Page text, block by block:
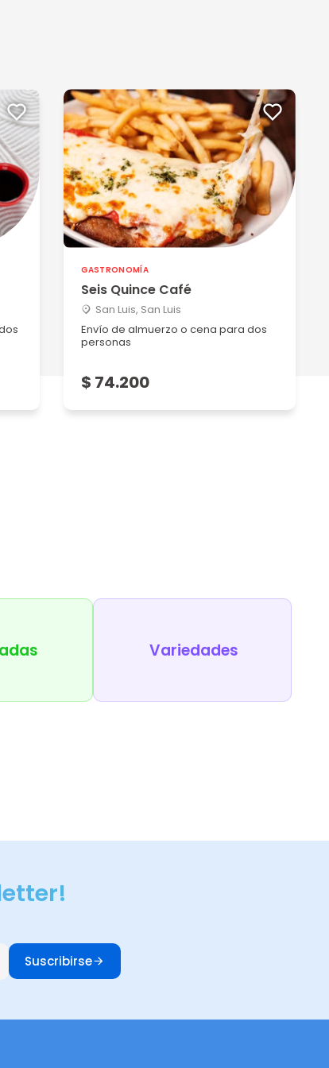
GASTRONOMÍA
Seis Quince Café
San Luis, San Luis
Envío de almuerzo o cena para dos
personas
$ 74.200
Variedades
Suscribirse